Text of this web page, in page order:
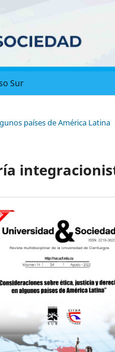
Sur
países de América Latina